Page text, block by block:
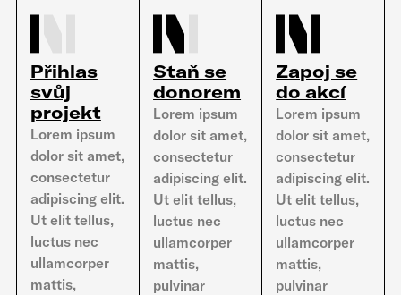
Přihlas
svůj
projekt
Lorem ipsum
dolor sit amet,
consectetur
adipiscing elit.
Ut elit tellus,
luctus nec
ullamcorper
mattis,
Staň se
donorem
Lorem ipsum
dolor sit amet,
consectetur
adipiscing elit.
Ut elit tellus,
luctus nec
ullamcorper
mattis,
pulvinar
Zapoj se
do akcí
Lorem ipsum
dolor sit amet,
consectetur
adipiscing elit.
Ut elit tellus,
luctus nec
ullamcorper
mattis,
pulvinar